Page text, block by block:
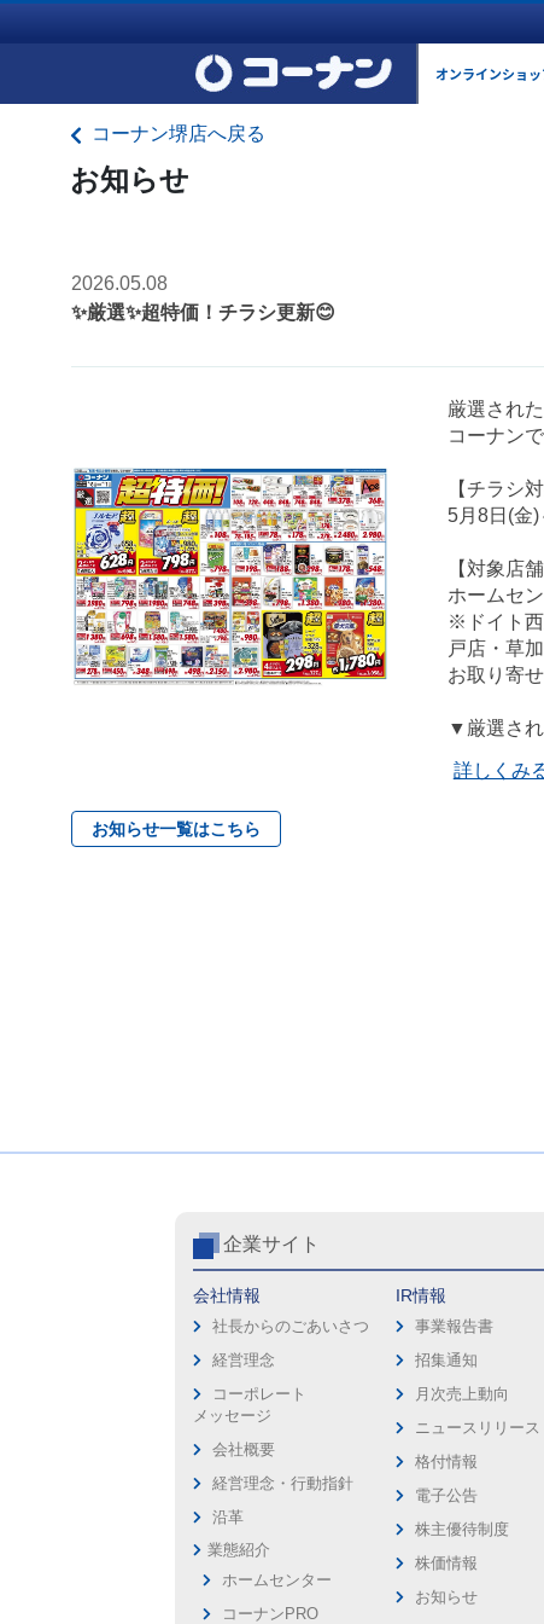
オンラインショ
コーナン堺店へ戻る
お知らせ
2026.05.08
✨厳選✨超特価！チラシ更新😊
厳選され
コーナン
【チラシ
5月8日(金
【対象店舗
ホームセ
※ドイト西
戸店・草
お取り寄
▼厳選され
詳しくみ
お知らせ一覧はこちら
企業サイト
会社情報
社長からのごあいさつ
経営理念
コーポレート
メッセージ
会社概要
経営理念・行動指針
沿革
業態紹介
ホームセンター
コーナンPRO
IR情報
事業報告書
招集通知
月次売上動向
ニュースリリース
格付情報
電子公告
株主優待制度
株価情報
お知らせ